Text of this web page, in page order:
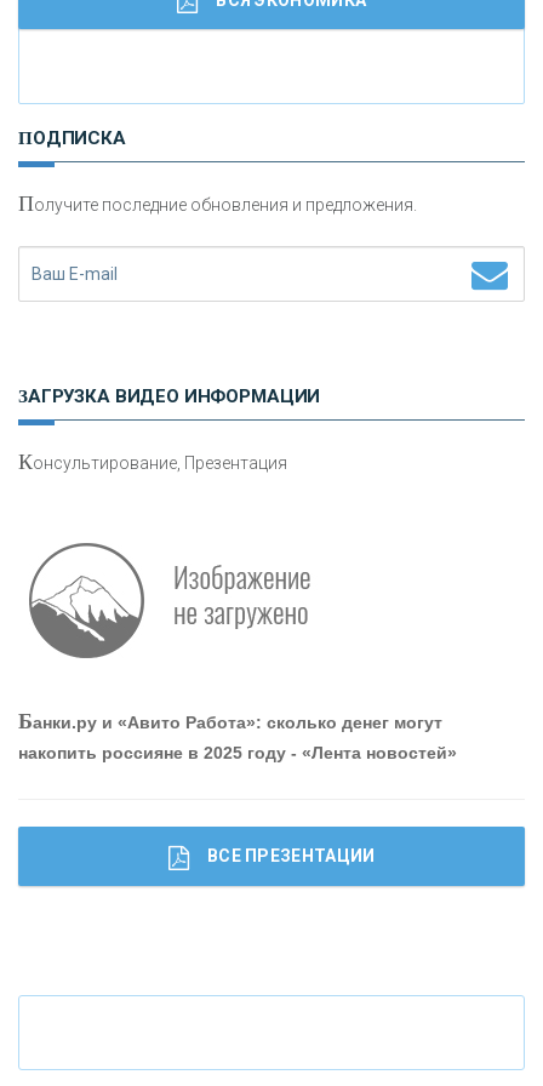
Работа мечты. Что банки делают для того, чтобы
привлечь и удержать персонал - «Интервью»
И
сохранения и увеличения капитала
Что будет с наличными деньгами при цифровом
ПОДПИСКА
Получите последние обновления и предложения.
ЗАГРУЗКА ВИДЕО ИНФОРМАЦИИ
Консультирование, Презентация
Банки.ру и «Авито Работа»: сколько денег могут
накопить россияне в 2025 году - «Лента новостей»
ВСЕ ПРЕЗЕНТАЦИИ